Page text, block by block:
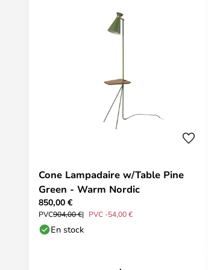
Cone Lampadaire w/Table Pine
Green - Warm Nordic
850,00 €
PVC904,00 € PVC -54,00 €
En stock